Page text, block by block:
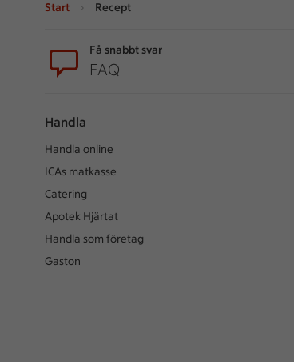
Start Recept
Få snabbt svar
FAQ
Handla
Handla online
ICAs matkasse
Catering
Apotek Hjärtat
Handla som företag
Gaston